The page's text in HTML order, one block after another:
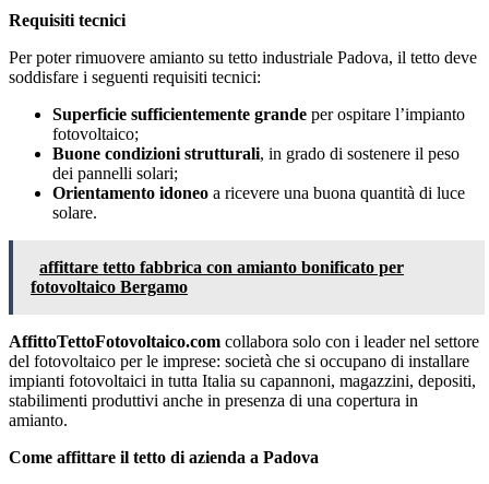
Requisiti tecnici
Per poter rimuovere amianto su tetto industriale Padova, il tetto deve
soddisfare i seguenti requisiti tecnici:
Superficie sufficientemente grande per ospitare l’impianto
fotovoltaico;
Buone condizioni strutturali, in grado di sostenere il peso
dei pannelli solari;
Orientamento idoneo a ricevere una buona quantità di luce
solare.
affittare tetto fabbrica con amianto bonificato per
fotovoltaico Bergamo
AffittoTettoFotovoltaico.com collabora solo con i leader nel settore
del fotovoltaico per le imprese: società che si occupano di installare
impianti fotovoltaici in tutta Italia su capannoni, magazzini, depositi,
stabilimenti produttivi anche in presenza di una copertura in
amianto.
Come affittare il tetto di azienda a Padova